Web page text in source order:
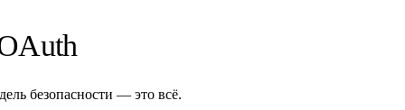
безопасности — это всё.